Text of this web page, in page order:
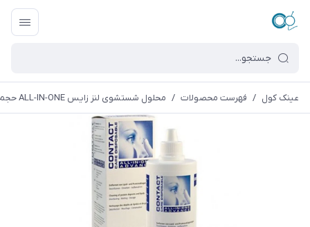
عینک کول / فهرست محصولات / محلول شستشوی لنز زایس ALL-IN-ONE حجم 360 میلی لیتر